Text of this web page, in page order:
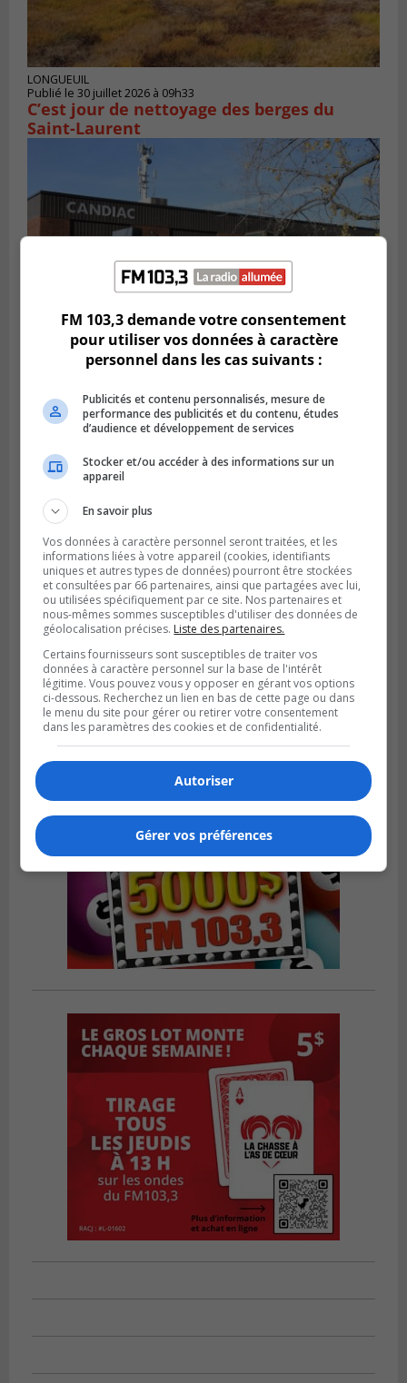
LONGUEUIL
Publié le 30 juillet 2026 à 09h33
C’est jour de nettoyage des berges du
Saint-Laurent
Candiac propulse sa transition verte
Publié le 26 juillet 2026 à 08h01
Saint‑Bruno veut accélérer l’abandon des
outils à essence
FM 103,3 demande votre consentement
pour utiliser vos données à caractère
personnel dans les cas suivants :
Publicités et contenu personnalisés, mesure de
performance des publicités et du contenu, études
d’audience et développement de services
Stocker et/ou accéder à des informations sur un
appareil
En savoir plus
Vos données à caractère personnel seront traitées, et les
informations liées à votre appareil (cookies, identifiants
uniques et autres types de données) pourront être stockées
et consultées par 66 partenaires, ainsi que partagées avec lui,
ou utilisées spécifiquement par ce site. Nos partenaires et
nous-mêmes sommes susceptibles d'utiliser des données de
géolocalisation précises. Liste des partenaires.
Certains fournisseurs sont susceptibles de traiter vos
données à caractère personnel sur la base de l'intérêt
légitime. Vous pouvez vous y opposer en gérant vos options
ci-dessous. Recherchez un lien en bas de cette page ou dans
le menu du site pour gérer ou retirer votre consentement
dans les paramètres des cookies et de confidentialité.
Autoriser
Gérer vos préférences